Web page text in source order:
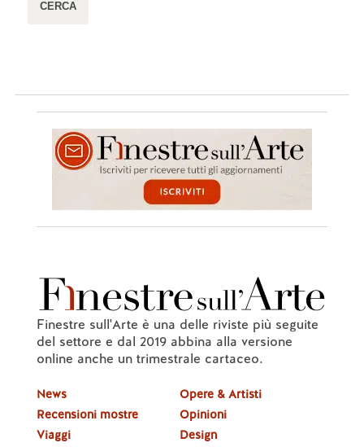
Finestre sull'Arte è una delle riviste più seguite
del settore e dal 2019 abbina alla versione
online anche un trimestrale cartaceo.
News
Recensioni mostre
Viaggi
Opere & Artisti
Opinioni
Design